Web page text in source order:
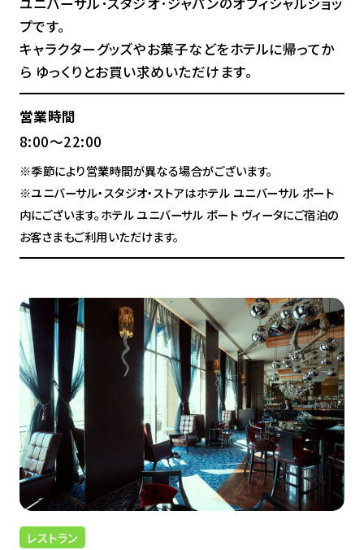
プです。
キャラクターグッズやお菓子などをホテルに帰ってか
ら ゆっくりとお買い求めいただけます。
営業時間
8:00～22:00
※季節により営業時間が異なる場合がございます。
※ユニバーサル・スタジオ・ストアはホテル ユニバーサル ポート
内にございます。ホテル ユニバーサル ポート ヴィータにご宿泊の
お客さまもご利用いただけます。
レストラン